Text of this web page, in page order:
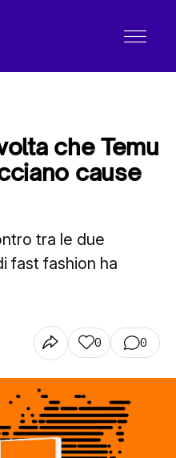
che Temu
cause
tra le due
fast fashion ha
0 0